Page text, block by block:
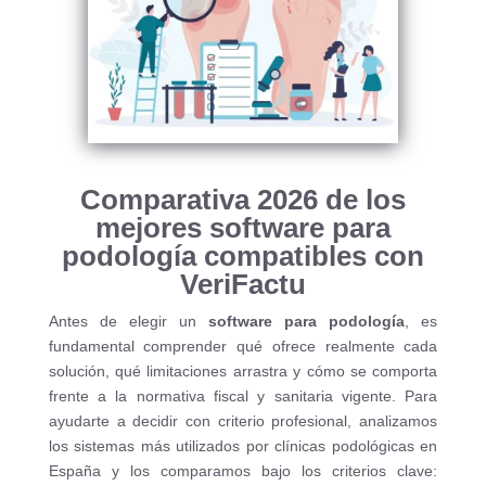
Comparativa 2026 de los
mejores software para
podología compatibles con
VeriFactu
Antes de elegir unsoftware para podología, es
fundamental comprender qué ofrece realmente cada
solución, qué limitaciones arrastra y cómo se comporta
frente a la normativa fiscal y sanitaria vigente. Para
ayudarte a decidir con criterio profesional, analizamos
los sistemas más utilizados por clínicas podológicas en
España y los comparamos bajo los criterios clave: